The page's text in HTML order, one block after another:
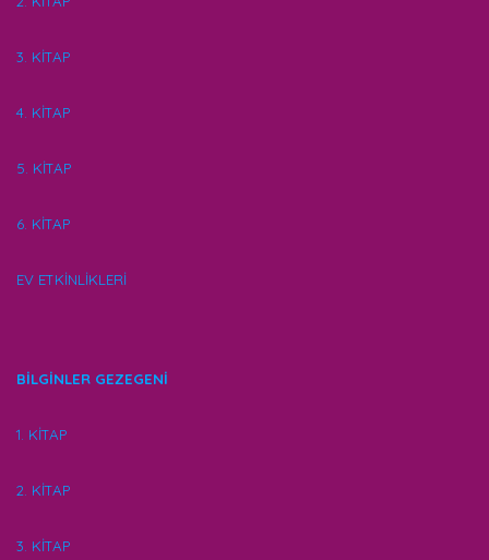
3. KİTAP
4. KİTAP
5. KİTAP
6. KİTAP
EV ETKİNLİKLERİ
BİLGİNLER GEZEGENİ
1. KİTAP
2. KİTAP
3. KİTAP